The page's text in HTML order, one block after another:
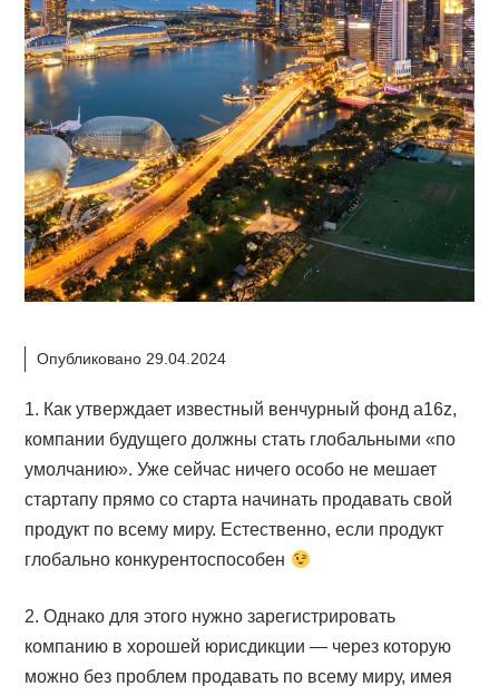
Опубликовано 29.04.2024
1. Как утверждает известный венчурный фонд a16z,
компании будущего должны стать глобальными «по
умолчанию». Уже сейчас ничего особо не мешает
стартапу прямо со старта начинать продавать свой
продукт по всему миру. Естественно, если продукт
глобально конкурентоспособен
2. Однако для этого нужно зарегистрировать
компанию в хорошей юрисдикции — через которую
можно без проблем продавать по всему миру, имея